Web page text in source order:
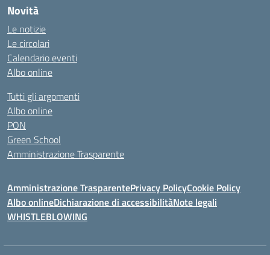
Novità
Le notizie
Le circolari
Calendario eventi
Albo online
Tutti gli argomenti
Albo online
PON
Green School
Amministrazione Trasparente
Amministrazione TrasparentePrivacy PolicyCookie Policy
Albo onlineDichiarazione di accessibilitàNote legali
WHISTLEBLOWING